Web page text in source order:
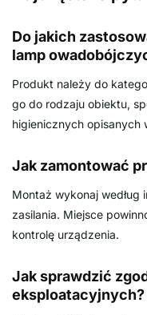
Do jakich
lamp
Produkt należy do
go do rodzaju obiektu,
higienicznych opisanych
Jak zamontować
Montaż wykonaj według
zasilania. Miejsce
kontrolę urządzenia.
Jak sprawdzić
eksploatacyjnych?